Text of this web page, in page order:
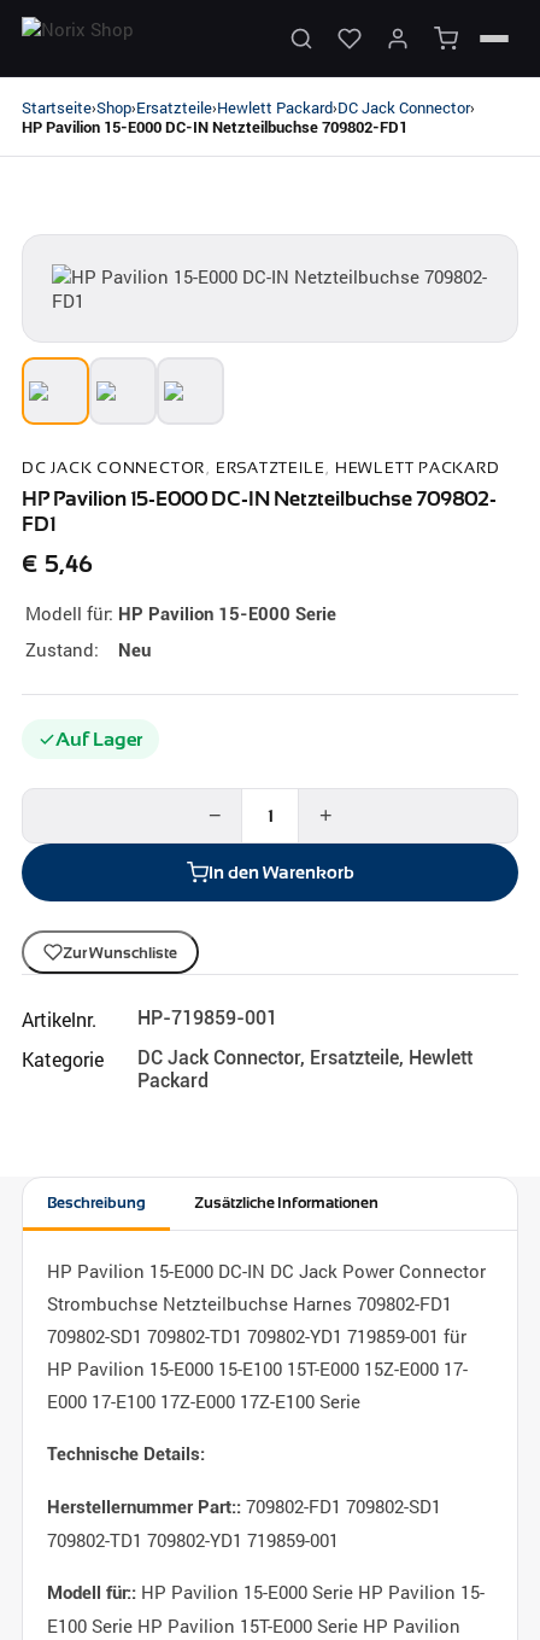
Startseite›Shop›Ersatzteile›Hewlett Packard›DC Jack Connector›
HP Pavilion 15-E000 DC-IN Netzteilbuchse 709802-FD1
DC JACK CONNECTOR, ERSATZTEILE, HEWLETT PACKARD
HP Pavilion 15-E000 DC-IN Netzteilbuchse 709802-
FD1
€ 5,46
Modell für: HP Pavilion 15-E000 Serie
Zustand: Neu
Auf Lager
− +
In den Warenkorb
Zur Wunschliste
Artikelnr. HP-719859-001
Kategorie DC Jack Connector, Ersatzteile, Hewlett
Packard
Beschreibung Zusätzliche Informationen
HP Pavilion 15-E000 DC-IN DC Jack Power Connector
Strombuchse Netzteilbuchse Harnes 709802-FD1
709802-SD1 709802-TD1 709802-YD1 719859-001 für
HP Pavilion 15-E000 15-E100 15T-E000 15Z-E000 17-
E000 17-E100 17Z-E000 17Z-E100 Serie
Technische Details:
Herstellernummer Part::709802-FD1 709802-SD1
709802-TD1 709802-YD1 719859-001
Modell für::HP Pavilion 15-E000 Serie HP Pavilion 15-
E100 Serie HP Pavilion 15T-E000 Serie HP Pavilion